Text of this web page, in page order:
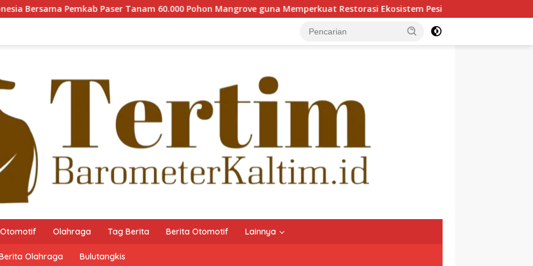
Tanam 60.000 Pohon Mangrove guna Memperkuat Restorasi Ekosistem Pesisir Hadir Dekat dengan Pusat Aktivitas
Otomotif Olahraga Tag Berita Berita Otomotif Lainnya
Olahraga Bulutangkis